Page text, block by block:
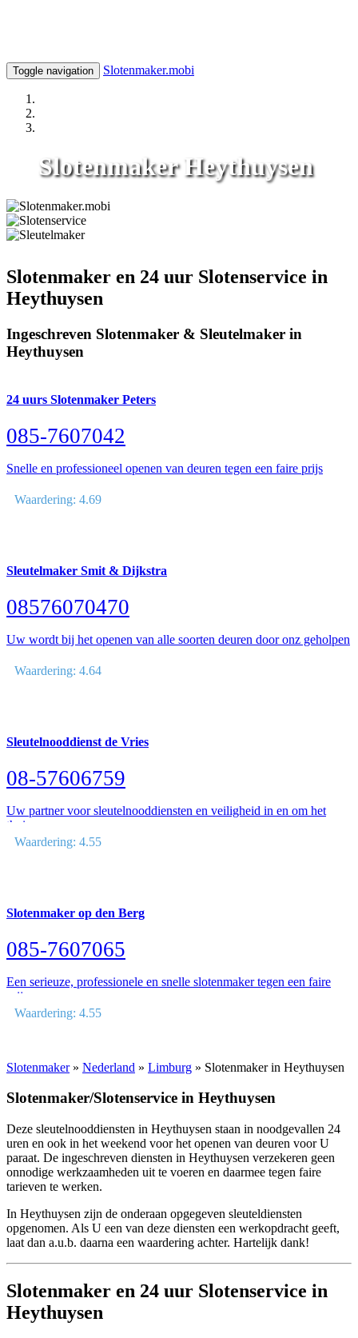
Toggle navigation Slotenmaker.mobi
Slotenmaker Heythuysen
Slotenmaker en 24 uur Slotenservice in
Heythuysen
Ingeschreven Slotenmaker & Sleutelmaker in
Heythuysen
24 uurs Slotenmaker Peters
085-7607042
Snelle en professioneel openen van deuren tegen een faire prijs
Waardering: 4.69
Sleutelmaker Smit & Dijkstra
08576070470
Uw wordt bij het openen van alle soorten deuren door onz geholpen
Waardering: 4.64
Sleutelnooddienst de Vries
08-57606759
Uw partner voor sleutelnooddiensten en veiligheid in en om het
thuis
Waardering: 4.55
Slotenmaker op den Berg
085-7607065
Een serieuze, professionele en snelle slotenmaker tegen een faire
prijs
Waardering: 4.55
Slotenmaker» Nederland » Limburg » Slotenmaker in Heythuysen
Slotenmaker/Slotenservice in Heythuysen
Deze sleutelnooddiensten in Heythuysen staan in noodgevallen 24
uren en ook in het weekend voor het openen van deuren voor U
paraat. De ingeschreven diensten in Heythuysen verzekeren geen
onnodige werkzaamheden uit te voeren en daarmee tegen faire
tarieven te werken.
In Heythuysen zijn de onderaan opgegeven sleuteldiensten
opgenomen. Als U een van deze diensten een werkopdracht geeft,
laat dan a.u.b. daarna een waardering achter. Hartelijk dank!
Slotenmaker en 24 uur Slotenservice in
Heythuysen